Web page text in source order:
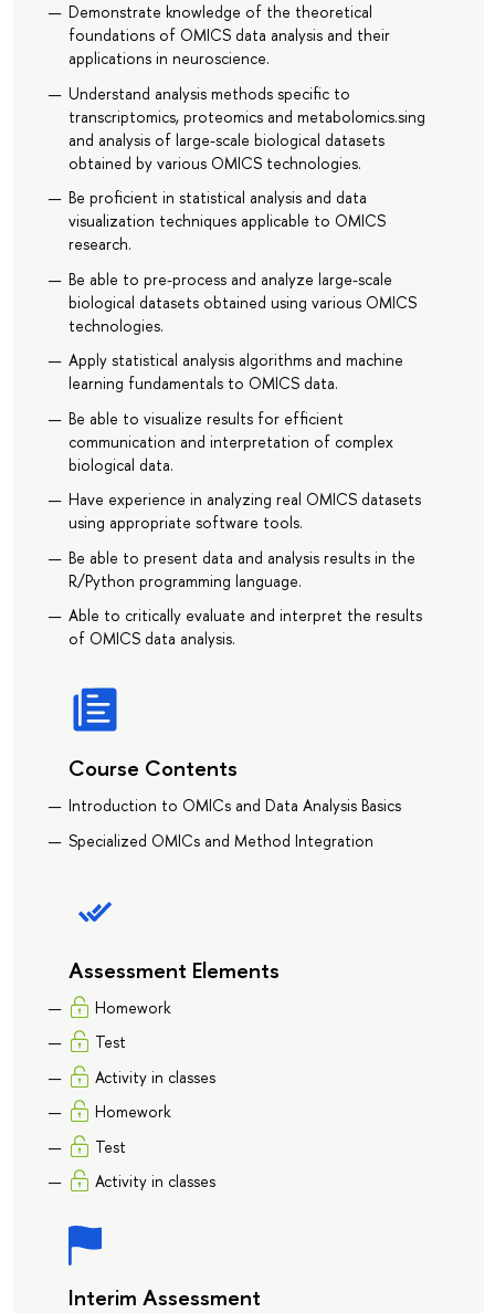
Demonstrate knowledge of the theoretical
foundations of OMICS data analysis and their
applications in neuroscience.
Understand analysis methods specific to
transcriptomics, proteomics and metabolomics.sing
and analysis of large-scale biological datasets
obtained by various OMICS technologies.
Be proficient in statistical analysis and data
visualization techniques applicable to OMICS
research.
Be able to pre-process and analyze large-scale
biological datasets obtained using various OMICS
technologies.
Apply statistical analysis algorithms and machine
learning fundamentals to OMICS data.
Be able to visualize results for efficient
communication and interpretation of complex
biological data.
Have experience in analyzing real OMICS datasets
using appropriate software tools.
Be able to present data and analysis results in the
R/Python programming language.
Able to critically evaluate and interpret the results
of OMICS data analysis.
Course Contents
Introduction to OMICs and Data Analysis Basics
Specialized OMICs and Method Integration
Assessment Elements
Homework
Test
Activity in classes
Homework
Test
Activity in classes
Interim Assessment